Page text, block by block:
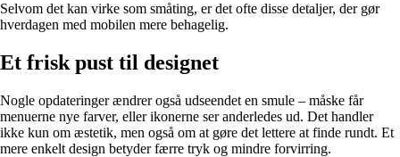
Selvom det kan virke som småting, er det ofte disse detaljer, der gør
hverdagen med mobilen mere behagelig.
Et frisk pust til designet
Nogle opdateringer ændrer også udseendet en smule – måske får
menuerne nye farver, eller ikonerne ser anderledes ud. Det handler
ikke kun om æstetik, men også om at gøre det lettere at finde rundt. Et
mere enkelt design betyder færre tryk og mindre forvirring.